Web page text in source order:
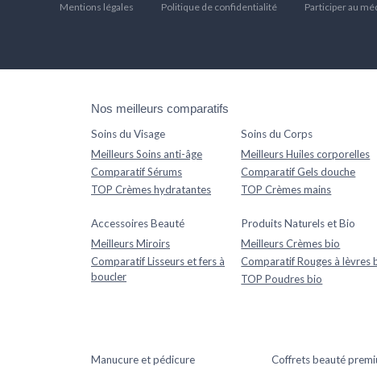
Mentions légales Politique de confidentialité Participer au
Nos meilleurs comparatifs
Soins du Visage
Meilleurs Soins anti-âge
Comparatif Sérums
TOP Crèmes hydratantes
Soins du Corps
Meilleurs Huiles corporelles
Comparatif Gels douche
TOP Crèmes mains
Accessoires Beauté
Meilleurs Miroirs
Comparatif Lisseurs et fers à
boucler
Produits Naturels et Bio
Meilleurs Crèmes bio
Comparatif Rouges à lèvres
TOP Poudres bio
Manucure et pédicure
Coffrets beauté